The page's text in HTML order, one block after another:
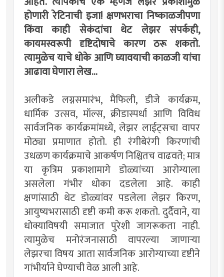
होणारी रेटिनाची इजा! क्षणभराचा निष्काळजीपणा
किंवा काही सेकंदांचा थेट लेझर संपर्कही,
कायमस्वरूपी दृष्टिदोषाचे कारण ठरू शकतो.
त्यामुळेच याचे धोके आणि घ्यावयाची काळजी यांचा
आढावा घेणारा लेख...
अलीकडे लग्नसमारंभ, मैफिली, डीजे कार्यक्रम,
धार्मिक उत्सव, मॉल्स, क्रीडास्पर्धा आणि विविध
सार्वजनिक कार्यक्रमांमध्ये, लेझर लाईट्सचा वापर
मोठ्या प्रमाणात होतो. ही रंगीबेरंगी किरणांची
उधळण कार्यक्रमाचे आकर्षण निश्चितच वाढवते; मात्र
या कृत्रिम प्रकाशामागे डोळ्यांच्या आरोग्याला
असलेला गंभीर धोका दडलेला आहे. काही
क्षणांसाठी थेट डोळ्यांवर पडलेला लेझर किरण,
आयुष्यभरासाठी दृष्टी कमी करू शकतो. दुर्दैवाने, या
धोक्याविषयी समाजात पुरेशी जागरूकता नाही.
त्यामुळेच मनोरंजनासाठी वापरल्या जाणाऱ्या
लेझरचा विषय आता सार्वजनिक आरोग्याच्या दृष्टीने
गांभीर्याने घेण्याची वेळ आली आहे.